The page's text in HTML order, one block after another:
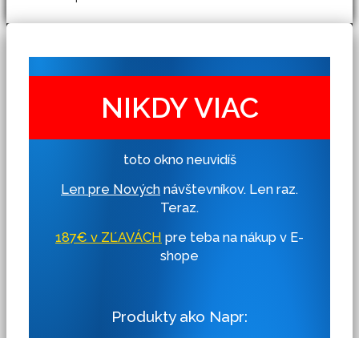
NIKDY VIAC
toto okno neuvidíš
Len pre Nových návštevníkov. Len raz.
Teraz.
187€ v ZĽAVÁCH pre teba na nákup v E-
shope
Produkty ako Napr: